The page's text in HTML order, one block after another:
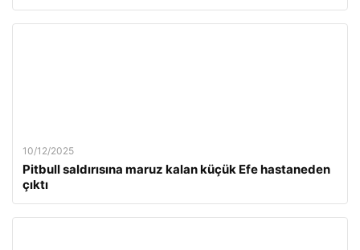
10/12/2025
Pitbull saldırısına maruz kalan küçük Efe hastaneden
çıktı